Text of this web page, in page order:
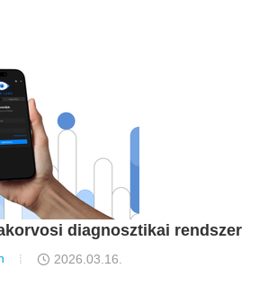
diagnosztikai rendszer
2026.03.16.